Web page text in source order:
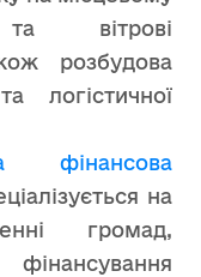
вітрові
розбудова
логістичної
фінансова
на
громад,